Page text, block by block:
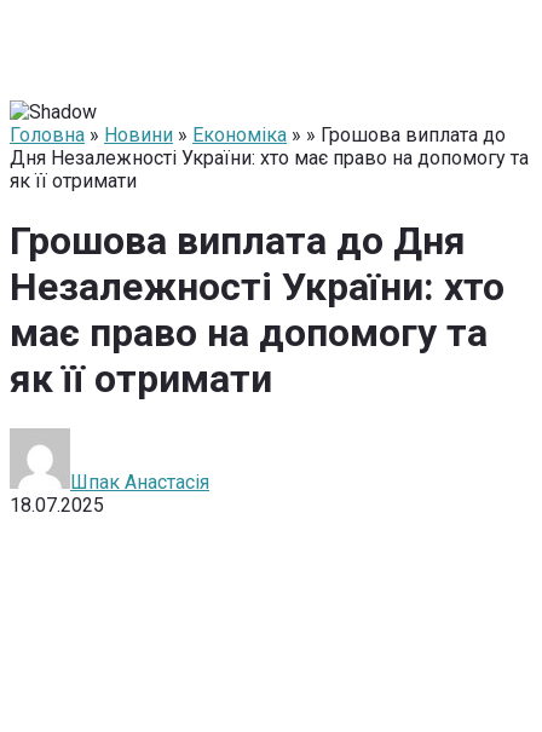
Головна » Новини » Економіка » » Грошова виплата до
Дня Незалежності України: хто має право на допомогу та
як її отримати
Грошова виплата до Дня
Незалежності України: хто
має право на допомогу та
як її отримати
Шпак Анастасія
18.07.2025